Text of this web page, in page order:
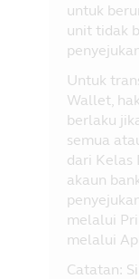
untuk
unit tidak
Untuk
Wallet,
berlaku
semua
dari Kelas
akaun
melalui
melalui
Catatan: